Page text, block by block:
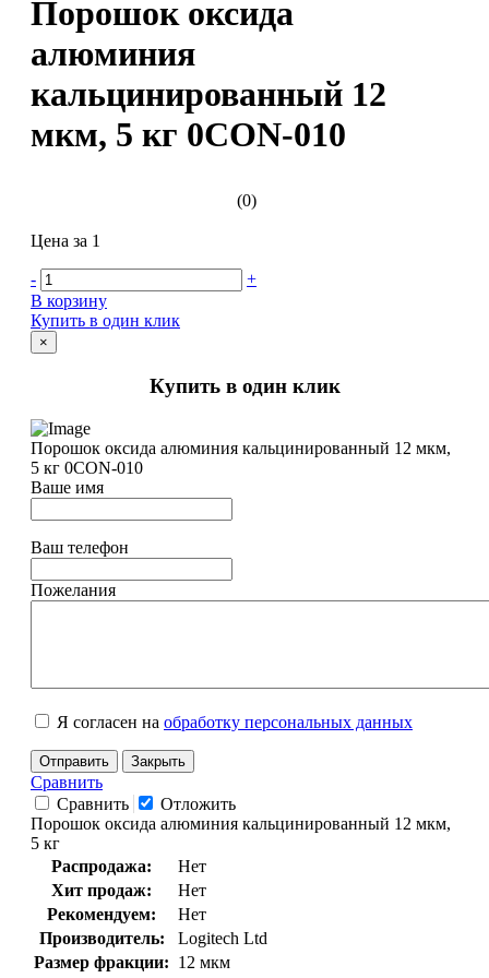
Порошок оксида
алюминия
кальцинированный 12
мкм, 5 кг 0CON-010
(0)
Цена за 1
-
+
В корзину
Купить в один клик
×
Купить в один клик
Порошок оксида алюминия кальцинированный 12 мкм,
5 кг 0CON-010
Ваше имя
Ваш телефон
Пожелания
Я согласен на обработку персональных данных
Отправить Закрыть
Сравнить
Сравнить
Отложить
Порошок оксида алюминия кальцинированный 12 мкм,
5 кг
Распродажа:
Нет
Хит продаж:
Нет
Рекомендуем:
Нет
Производитель:
Logitech Ltd
Размер фракции: 12 мкм